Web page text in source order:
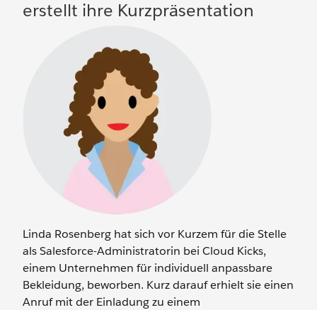
erstellt ihre Kurzpräsentation
Linda Rosenberg hat sich vor Kurzem für die Stelle
als Salesforce-Administratorin bei Cloud Kicks,
einem Unternehmen für individuell anpassbare
Bekleidung, beworben. Kurz darauf erhielt sie einen
Anruf mit der Einladung zu einem